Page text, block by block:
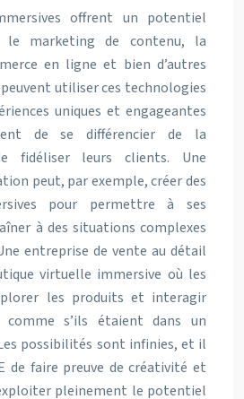
offrent un potentiel
le marketing de contenu, la
en ligne et bien d’autres
peuvent utiliser ces technologies
uniques et engageantes
de se différencier de la
fidéliser leurs clients. Une
peut, par exemple, créer des
pour permettre à ses
à des situations complexes
entreprise de vente au détail
virtuelle immersive où les
les produits et interagir
comme s’ils étaient dans un
possibilités sont infinies, et il
de faire preuve de créativité et
pleinement le potentiel